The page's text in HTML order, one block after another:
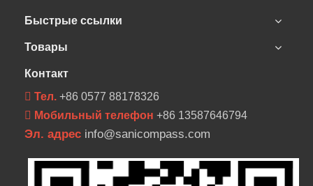
Быстрые ссылки
Товары
Контакт
 Тел. +86 0577 88178326
 Мобильный телефон +86 13587646794
Эл. адрес info@sanicompass.com